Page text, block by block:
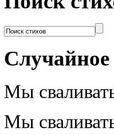
Случайное
Мы
Мы